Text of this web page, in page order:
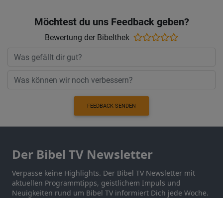
Möchtest du uns Feedback geben?
Bewertung der Bibelthek
FEEDBACK SENDEN
Der Bibel TV Newsletter
Verpasse keine Highlights. Der Bibel TV Newsletter mit
aktuellen Programmtipps, geistlichem Impuls und
Neuigkeiten rund um Bibel TV informiert Dich jede Woche.